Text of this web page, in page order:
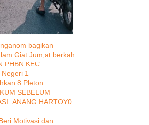
bagikan
Giat Jum,at berkah
PHBN KEC.
1
8 Pleton
SEBELUM
.ANANG HARTOY0
Motivasi dan